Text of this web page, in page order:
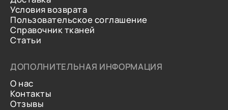
Условия возврата
Пользовательское соглашение
Справочник тканей
Статьи
ДОПОЛНИТЕЛЬНАЯ ИНФОРМАЦИЯ
О нас
Контакты
Отзывы